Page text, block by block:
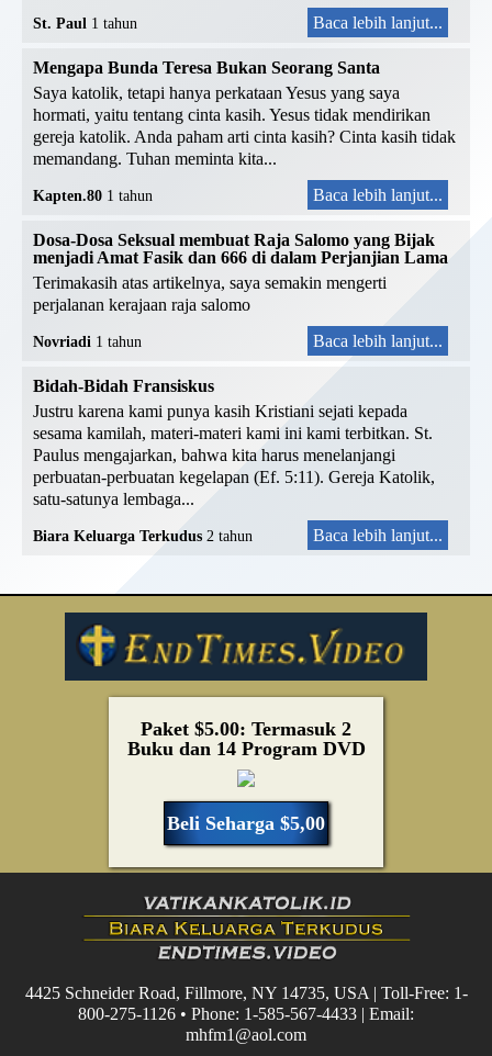
St. Paul 1 tahun Baca lebih lanjut...
Mengapa Bunda Teresa Bukan Seorang Santa
Saya katolik, tetapi hanya perkataan Yesus yang saya
hormati, yaitu tentang cinta kasih. Yesus tidak mendirikan
gereja katolik. Anda paham arti cinta kasih? Cinta kasih tidak
memandang. Tuhan meminta kita...
Kapten.80 1 tahun Baca lebih lanjut...
Dosa-Dosa Seksual membuat Raja Salomo yang Bijak
menjadi Amat Fasik dan 666 di dalam Perjanjian Lama
Terimakasih atas artikelnya, saya semakin mengerti
perjalanan kerajaan raja salomo
Novriadi 1 tahun Baca lebih lanjut...
Bidah-Bidah Fransiskus
Justru karena kami punya kasih Kristiani sejati kepada
sesama kamilah, materi-materi kami ini kami terbitkan. St.
Paulus mengajarkan, bahwa kita harus menelanjangi
perbuatan-perbuatan kegelapan (Ef. 5:11). Gereja Katolik,
satu-satunya lembaga...
Biara Keluarga Terkudus 2 tahun Baca lebih lanjut...
Paket $5.00: Termasuk 2
Buku dan 14 Program DVD
Beli Seharga $5,00
4425 Schneider Road, Fillmore, NY 14735, USA | Toll-Free: 1-
800-275-1126 • Phone: 1-585-567-4433 | Email:
mhfm1@aol.com